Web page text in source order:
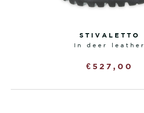
STIVALETTO
in deer leather
€ 527,00